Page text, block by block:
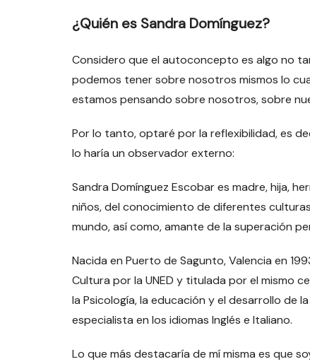
¿Quién es Sandra Domínguez?
Considero que el autoconcepto es algo no
podemos tener sobre nosotros mismos lo
estamos pensando sobre nosotros, sobre
Por lo tanto, optaré por la reflexibilidad, es
lo haría un observador externo:
Sandra Domínguez Escobar es madre, hija,
niños, del conocimiento de diferentes
mundo, así como, amante de la superación
Nacida en Puerto de Sagunto, Valencia en
Cultura por la UNED y titulada por el mismo
la Psicología, la educación y el desarrollo de
especialista en los idiomas Inglés e Italiano.
Lo que más destacaría de mí misma es que